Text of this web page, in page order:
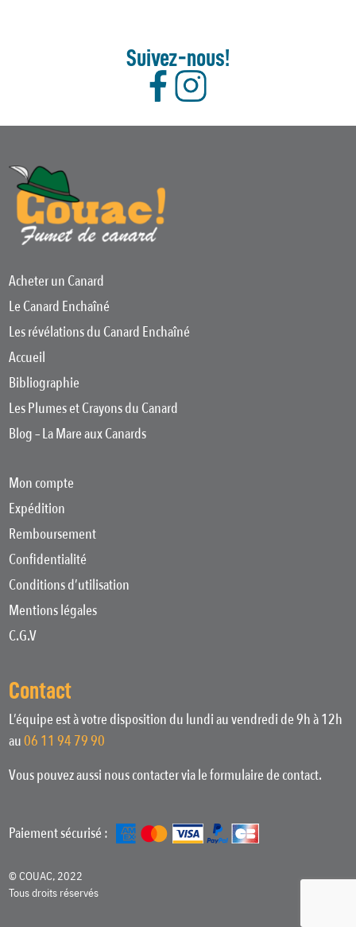
Suivez-nous!
Acheter un Canard
Le Canard Enchaîné
Les révélations du Canard Enchaîné
Accueil
Bibliographie
Les Plumes et Crayons du Canard
Blog – La Mare aux Canards
Mon compte
Expédition
Remboursement
Confidentialité
Conditions d’utilisation
Mentions légales
C.G.V
Contact
L’équipe est à votre disposition du lundi au vendredi de 9h à 12h
au06 11 94 79 90
Vous pouvez aussi nous contacter via le formulaire de contact.
Paiement sécurisé :
© COUAC, 2022
Tous droits réservés